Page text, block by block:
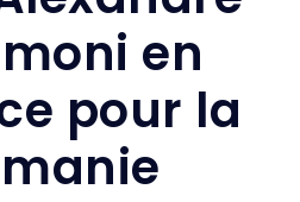
en
pour la